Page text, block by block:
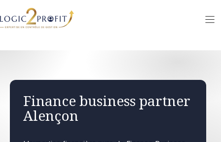
au
Finance business partner
Alençon